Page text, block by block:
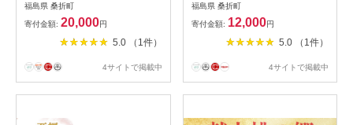
福島県 桑折町
寄付金額: 20,000円
5.0 （1件）
4サイトで掲載中
福島県 桑折町
寄付金額: 12,000円
5.0 （1件）
4サイトで掲載中